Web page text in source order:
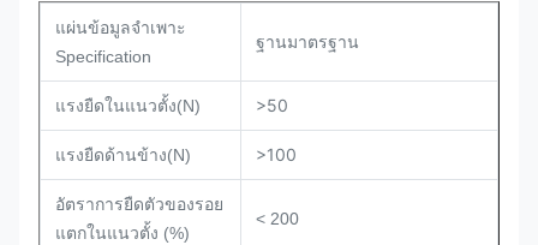
แผ่นข้อมูลจำเพาะ
Specification
ฐานมาตรฐาน
แรงยืดในแนวตั้ง(N) >50
แรงยืดด้านข้าง(N) >100
อัตราการยืดตัวของรอย
แตกในแนวตั้ง (%)
< 200